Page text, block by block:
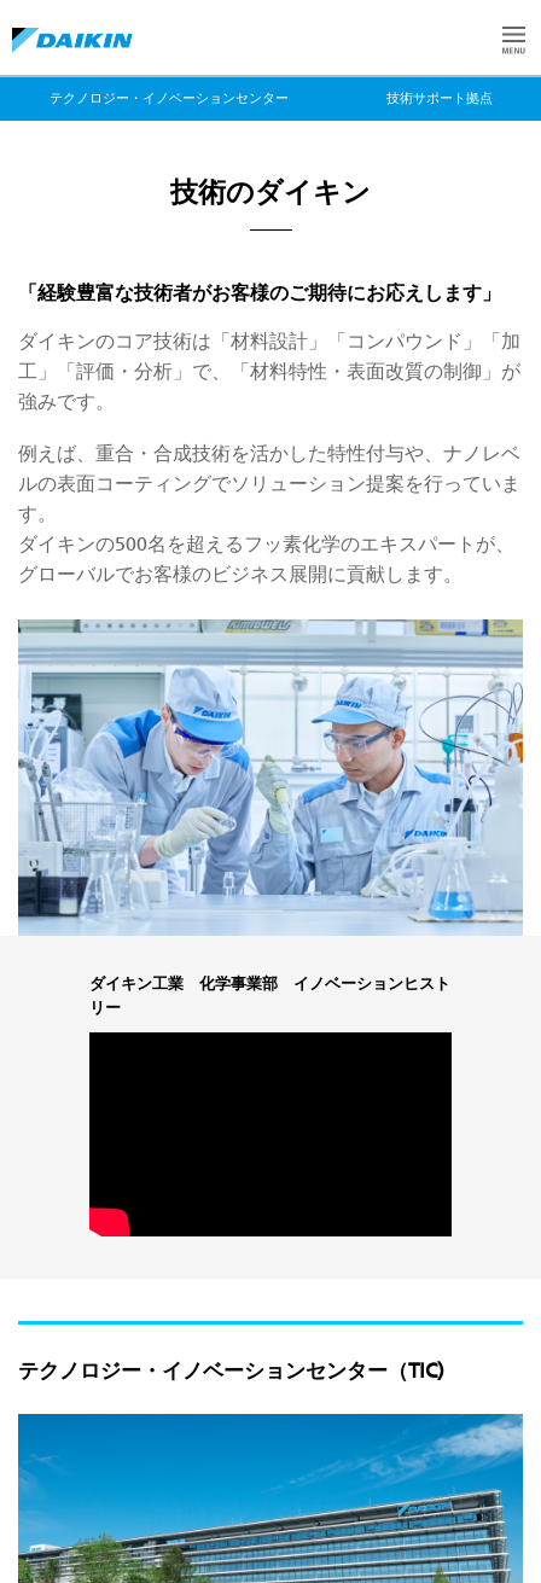
テクノロジー・イノベーションセンター 技術サポート拠点
技術のダイキン
「経験豊富な技術者がお客様のご期待にお応えします」
ダイキンのコア技術は「材料設計」「コンパウンド」「加
工」「評価・分析」で、「材料特性・表面改質の制御」が
強みです。
例えば、重合・合成技術を活かした特性付与や、ナノレベ
ルの表面コーティングでソリューション提案を行っていま
す。
ダイキンの500名を超えるフッ素化学のエキスパートが、
グローバルでお客様のビジネス展開に貢献します。
ダイキン工業 化学事業部 イノベーションヒスト
リー
テクノロジー・イノベーションセンター（TIC)